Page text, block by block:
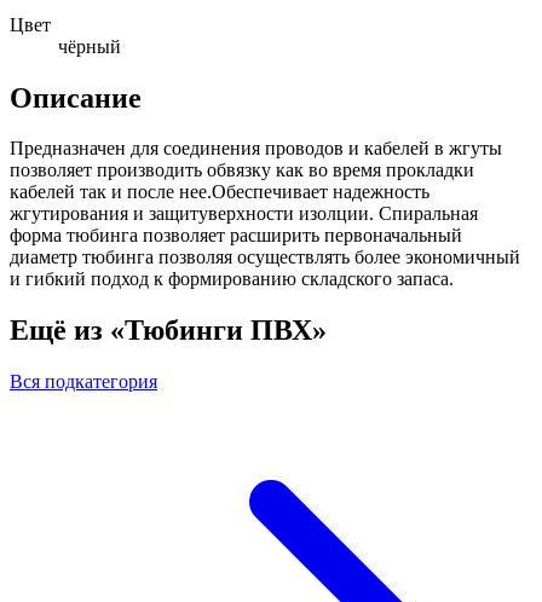
Цвет
чёрный
Описание
Предназначен для соединения проводов и кабелей в жгуты
позволяет производить обвязку как во время прокладки
кабелей так и после нее.Обеспечивает надежность
жгутирования и защитуверхности изолции. Спиральная
форма тюбинга позволяет расширить первоначальный
диаметр тюбинга позволяя осуществлять более экономичный
и гибкий подход к формированию складского запаса.
Ещё из «Тюбинги ПВХ»
Вся подкатегория